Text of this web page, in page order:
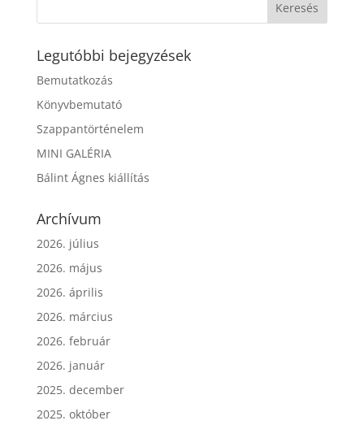
Legutóbbi bejegyzések
Bemutatkozás
Könyvbemutató
Szappantörténelem
MINI GALÉRIA
Bálint Ágnes kiállítás
Archívum
2026. július
2026. május
2026. április
2026. március
2026. február
2026. január
2025. december
2025. október